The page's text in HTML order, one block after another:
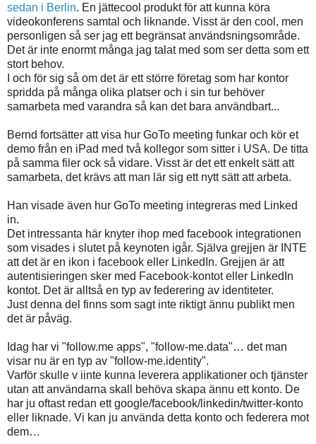
sedan i Berlin. En jättecool produkt för att kunna köra
videokonferens samtal och liknande. Visst är den cool, men
personligen så ser jag ett begränsat användsningsområde.
Det är inte enormt många jag talat med som ser detta som ett
stort behov.
I och för sig så om det är ett större företag som har kontor
spridda på många olika platser och i sin tur behöver
samarbeta med varandra så kan det bara användbart...
Bernd fortsätter att visa hur GoTo meeting funkar och kör et
demo från en iPad med två kollegor som sitter i USA. De titta
på samma filer ock så vidare. Visst är det ett enkelt sätt att
samarbeta, det krävs att man lär sig ett nytt sätt att arbeta.
Han visade även hur GoTo meeting integreras med Linked
in.
Det intressanta här knyter ihop med facebook integrationen
som visades i slutet på keynoten igår. Själva grejjen är INTE
att det är en ikon i facebook eller LinkedIn. Grejjen är att
autentisieringen sker med Facebook-kontot eller LinkedIn
kontot. Det är alltså en typ av federering av identiteter.
Just denna del finns som sagt inte riktigt ännu publikt men
det är påväg.
Idag har vi "follow.me apps", "follow-me.data"… det man
visar nu är en typ av "follow-me.identity".
Varför skulle v iinte kunna leverera applikationer och tjänster
utan att användarna skall behöva skapa ännu ett konto. De
har ju oftast redan ett google/facebook/linkedin/twitter-konto
eller liknade. Vi kan ju använda detta konto och federera mot
dem…